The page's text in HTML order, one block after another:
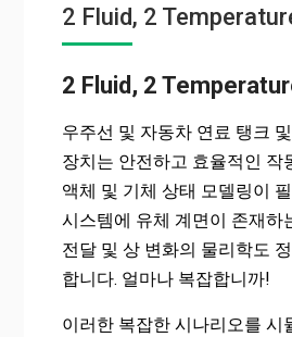
2 Fluid, 2
2 Fluid, 2
우주선 및 자동차 연료 탱크
장치는 안전하고 효율적인 작
액체 및 기체 상태 모델링이
시스템에 유체 계면이 존재하
전달 및 상 변화의 물리학도
합니다. 얼마나 복잡합니까!
이러한 복잡한 시나리오를 시